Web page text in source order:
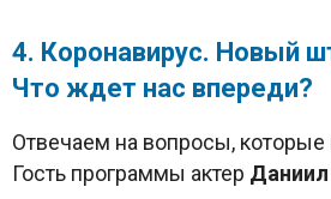
4. Коронавирус. Новый
Что ждет нас впереди?
Отвечаем на вопросы, которые
Гость программы актер Даниил